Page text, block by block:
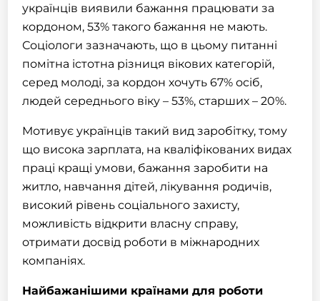
українців виявили бажання працювати за
кордоном, 53% такого бажання не мають.
Соціологи зазначають, що в цьому питанні
помітна істотна різниця вікових категорій,
серед молоді, за кордон хочуть 67% осіб,
людей середнього віку – 53%, старших – 20%.
Мотивує українців такий вид заробітку, тому
що висока зарплата, на кваліфікованих видах
праці кращі умови, бажання заробити на
житло, навчання дітей, лікування родичів,
високий рівень соціального захисту,
можливість відкрити власну справу,
отримати досвід роботи в міжнародних
компаніях.
Найбажанішими країнами для роботи